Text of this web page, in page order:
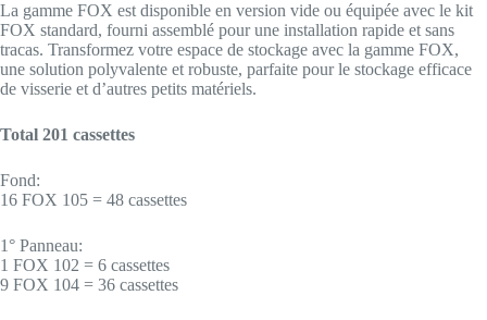
La gamme FOX est disponible en version vide ou équipée avec le kit
FOX standard, fourni assemblé pour une installation rapide et sans
tracas. Transformez votre espace de stockage avec la gamme FOX,
une solution polyvalente et robuste, parfaite pour le stockage efficace
de visserie et d’autres petits matériels.
Total 201 cassettes
Fond:
16 FOX 105 = 48 cassettes
1° Panneau:
1 FOX 102 = 6 cassettes
9 FOX 104 = 36 cassettes